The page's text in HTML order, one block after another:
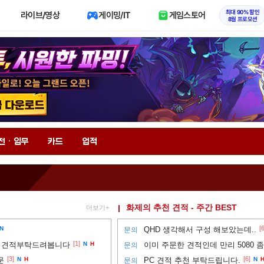
라이브/영상 게이밍/IT 게임스토어
최대 90% 할인
8월 프로모션
· 임무 카드 업적
더보기+
N
적부탁드려봅니다 [1] N H
[3] N H
화제의 추천 견적 - 주간 BEST
문의 QHD 생각해서 구성 해보았는데..
문의 이미 주문한 견적인데 만리 5080
문의 PC 견적 추천 부탁드립니다. [6] N H